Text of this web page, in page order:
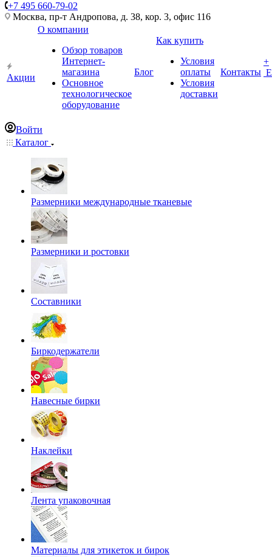
+7 495 660-79-02
Москва, пр-т Андропова, д. 38, кор. 3, офис 116
Акции
О компании
Обзор товаров
Интернет-
магазина
Основное
технологическое
оборудование
Блог
Как купить
Условия
оплаты
Условия
доставки
Контакты
+
Войти
Каталог
Размерники международные тканевые
Размерники и ростовки
Составники
Биркодержатели
Навесные бирки
Наклейки
Лента упаковочная
Материалы для этикеток и бирок